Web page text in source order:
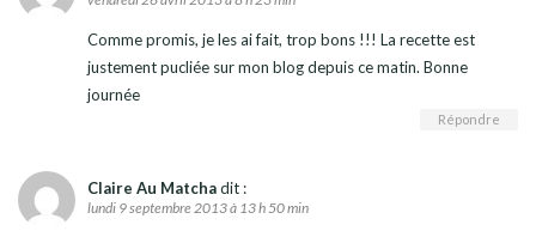
Comme promis, je les ai fait, trop bons !!! La recette est
justement pucliée sur mon blog depuis ce matin. Bonne
journée
Répondre
Claire Au Matchadit :
lundi 9 septembre 2013 à 13 h 50 min